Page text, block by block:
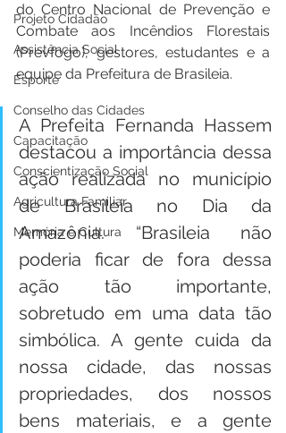
Projeto Cidadão
Assistência Social
Esporte
Conselho das Cidades
Capacitação
Conscientização Social
Agricultura Familiar
Memória e Cultura
do Centro Nacional de Prevenção e
Combate aos Incêndios Florestais
(Prevfogo), gestores, estudantes e a
equipe da Prefeitura de Brasileia.
A Prefeita Fernanda Hassem
destacou a importância dessa
ação realizada no município
de Brasileia no Dia da
Amazônia. “Brasileia não
poderia ficar de fora dessa
ação tão importante,
sobretudo em uma data tão
simbólica. A gente cuida da
nossa cidade, das nossas
propriedades, dos nossos
bens materiais, e a gente